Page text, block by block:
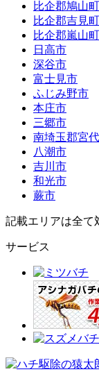
比企郡鳩山町
比企郡吉見町
比企郡嵐山町
日高市
深谷市
富士見市
ふじみ野市
本庄市
三郷市
南埼玉郡宮
八潮市
吉川市
和光市
蕨市
記載エリアは全て
サービス